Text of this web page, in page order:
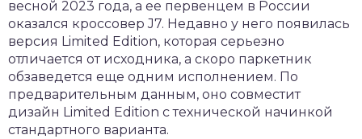
весной 2023 года, а ее первенцем в России
оказался кроссовер J7. Недавно у него появилась
версия Limited Edition, которая серьезно
отличается от исходника, а скоро паркетник
обзаведется еще одним исполнением. По
предварительным данным, оно совместит
дизайн Limited Edition с технической начинкой
стандартного варианта.